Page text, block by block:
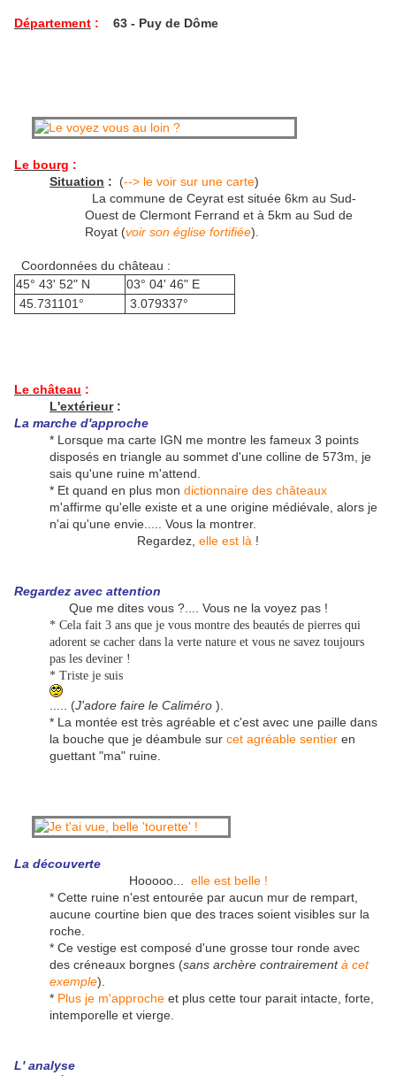
Département : 63 - Puy de Dôme
Le bourg :
Situation : (--> le voir sur une carte)
La commune de Ceyrat est située 6km au Sud-
Ouest de Clermont Ferrand et à 5km au Sud de
Royat (voir son église fortifiée).
Coordonnées du château :
45° 43' 52" N
03° 04' 46" E
45.731101°
3.079337°
Le château :
L'extérieur:
La marche d'approche
* Lorsque ma carte IGN me montre les fameux 3 points
disposés en triangle au sommet d'une colline de 573m, je
sais qu'une ruine m'attend.
* Et quand en plus mon dictionnaire des châteaux
m'affirme qu'elle existe et a une origine médiévale, alors je
n'ai qu'une envie..... Vous la montrer.
Regardez, elle est là !
Regardez avec attention
Que me dites vous ?.... Vous ne la voyez pas !
* Cela fait 3 ans que je vous montre des beautés de pierres qui
adorent se cacher dans la verte nature et vous ne savez toujours
pas les deviner !
* Triste je suis
..... (J'adore faire le Caliméro ).
* La montée est très agréable et c'est avec une paille dans
la bouche que je déambule sur cet agréable sentier en
guettant "ma" ruine.
La découverte
Hooooo... elle est belle !
* Cette ruine n'est entourée par aucun mur de rempart,
aucune courtine bien que des traces soient visibles sur la
roche.
* Ce vestige est composé d'une grosse tour ronde avec
des créneaux borgnes (sans archère contrairementà cet
exemple).
* Plus je m'approche et plus cette tour parait intacte, forte,
intemporelle et vierge.
L' analyse